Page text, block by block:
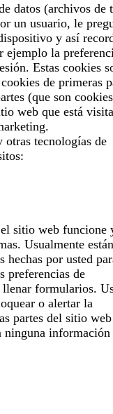
datos (archivos de
un usuario, le
y así
ejemplo la
Estas cookies
de primeras
(que son
web que está
otras tecnologías de
el sitio web funcione
Usualmente están
hechas por usted
preferencias de
formularios.
o alertar la
partes del sitio
ninguna información